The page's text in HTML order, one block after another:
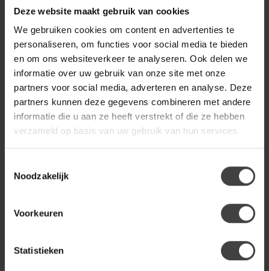
Deze website maakt gebruik van cookies
We gebruiken cookies om content en advertenties te
personaliseren, om functies voor social media te bieden
en om ons websiteverkeer te analyseren. Ook delen we
informatie over uw gebruik van onze site met onze
partners voor social media, adverteren en analyse. Deze
partners kunnen deze gegevens combineren met andere
informatie die u aan ze heeft verstrekt of die ze hebben
verzameld op basis van uw gebruik van hun services.
Noodzakelijk
Voorkeuren
Statistieken
Reviews
Gerelateerde producten
PEPP
Pepp Bank Wave 2.5 zits met
chaise longue rechts
modesto 484
Op voorraad
1.499,00
chaise longue links modesto
484 1.499,00
Tower Living Bank Leeds - 2,5